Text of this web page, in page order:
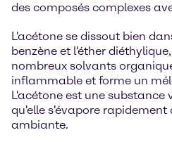
des composés complexes
L'acétone se dissout bien
benzène et l'éther
nombreux solvants
inflammable et forme un
L'acétone est une substance
qu'elle s'évapore
ambiante.